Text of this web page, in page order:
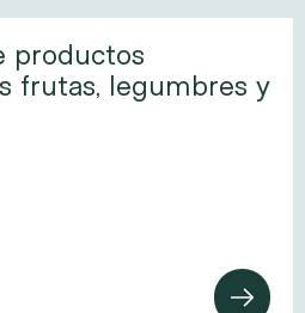
productos
frutas, legumbres y